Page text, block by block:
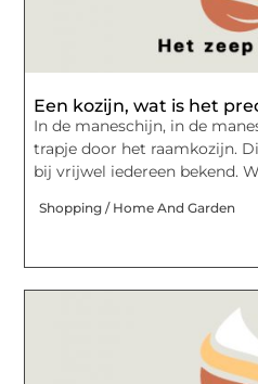
Een kozijn, wat is het
In de maneschijn, in de
trapje door het raamkozijn.
bij vrijwel iedereen bekend.
Shopping / Home And Garden